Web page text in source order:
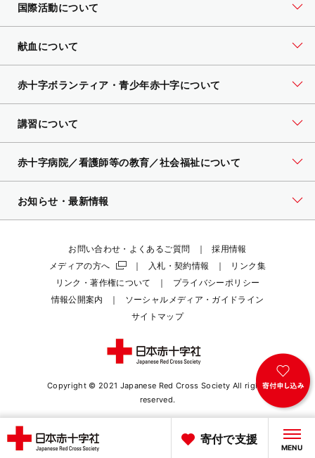
寄付で支援
MENU
国際活動について
献血について
赤十字ボランティア・青少年赤十字について
講習について
赤十字病院／看護師等の教育／社会福祉について
お知らせ・最新情報
お問い合わせ・よくあるご質問
採用情報
メディアの方へ
入札・契約情報
リンク集
リンク・著作権について
プライバシーポリシー
情報公開案内
ソーシャルメディア・ガイドライン
サイトマップ
Copyright © 2021 Japanese Red Cross Society All rights
reserved.